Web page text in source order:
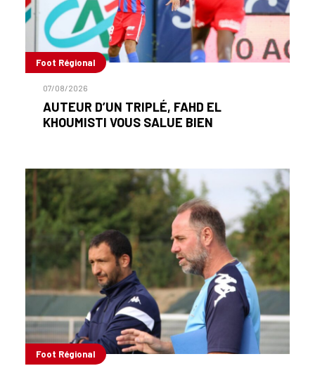
Foot Régional
07/08/2026
AUTEUR D’UN TRIPLÉ, FAHD EL
KHOUMISTI VOUS SALUE BIEN
Foot Régional